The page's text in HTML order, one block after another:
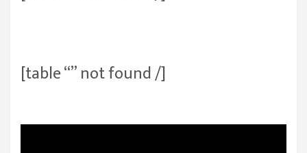
[table “” not found /]